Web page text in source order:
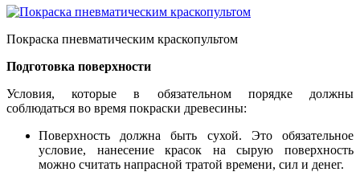
Покраска пневматическим краскопультом
Подготовка поверхности
Условия, которые в обязательном порядке должны
соблюдаться во время покраски древесины:
Поверхность должна быть сухой. Это обязательное
условие, нанесение красок на сырую поверхность
можно считать напрасной тратой времени, сил и денег.